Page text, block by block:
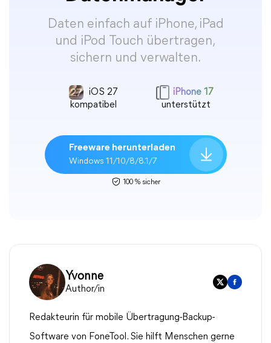
Daten einfach auf iPhone, iPad
und iPod Touch übertragen,
sichern und verwalten.
iOS 27
kompatibel
iPhone 17
unterstützt
Freeware herunterladen
Windows 11/10/8/8.1/7
100 % sicher
Yvonne
Author/in
Redakteurin für mobile Übertragung-Backup-
Software von FoneTool. Sie hilft Menschen gerne